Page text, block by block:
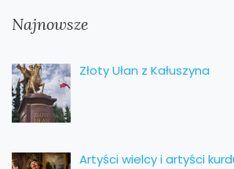
Najnowsze
Złoty Ułan z Kałuszyna
Artyści wielcy i artyści